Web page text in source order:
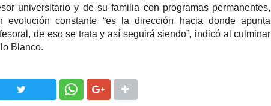
universitario y de su familia con programas permanentes,
evolución constante “es la dirección hacia donde apunta
de eso se trata y así seguirá siendo”, indicó al culminar
Blanco.